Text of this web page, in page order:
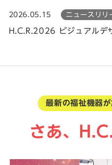
2026.05.15 ニュースリリ
H.C.R.2026 ビジュアルデ
最新の福祉機器
さあ、